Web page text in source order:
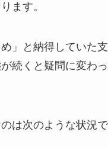
ます。
」と納得していた
続くと疑問に変わ
は次のような状況で